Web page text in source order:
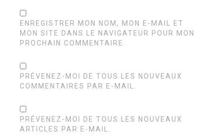
ENREGISTRER MON NOM, MON E-MAIL ET
MON SITE DANS LE NAVIGATEUR POUR MON
PROCHAIN COMMENTAIRE.
PRÉVENEZ-MOI DE TOUS LES NOUVEAUX
COMMENTAIRES PAR E-MAIL.
PRÉVENEZ-MOI DE TOUS LES NOUVEAUX
ARTICLES PAR E-MAIL.